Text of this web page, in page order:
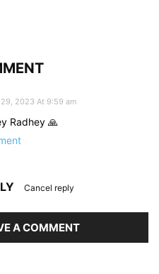
2023 At 9:59 am
Radhey 🙏
Cancel reply
A COMMENT